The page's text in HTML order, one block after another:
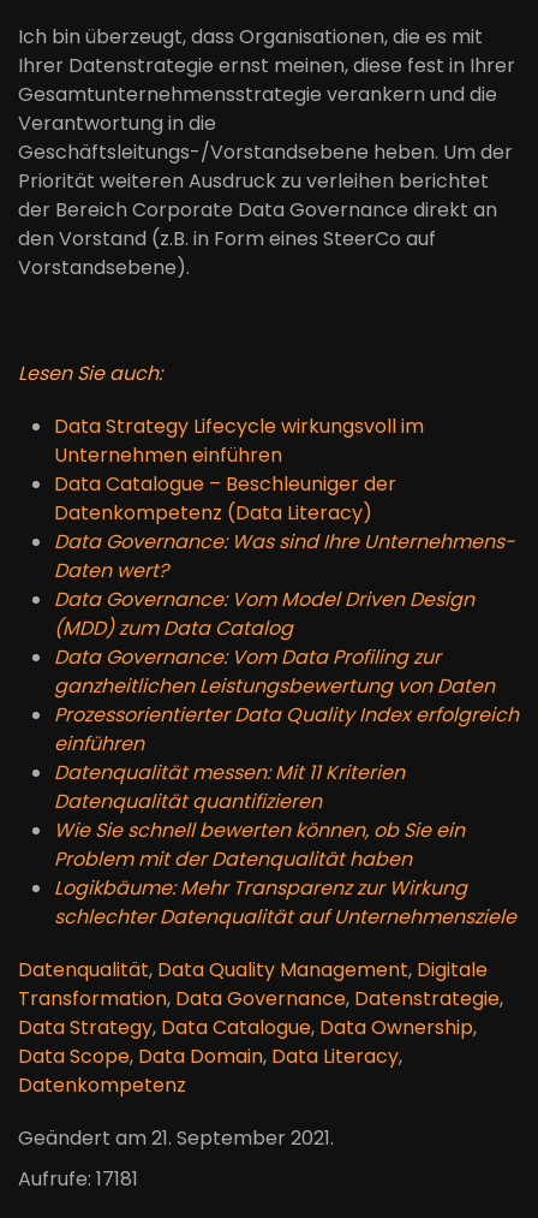
Ich bin überzeugt, dass Organisationen, die es mit
Ihrer Datenstrategie ernst meinen, diese fest in Ihrer
Gesamtunternehmensstrategie verankern und die
Verantwortung in die
Geschäftsleitungs-/Vorstandsebene heben. Um der
Priorität weiteren Ausdruck zu verleihen berichtet
der Bereich Corporate Data Governance direkt an
den Vorstand (z.B. in Form eines SteerCo auf
Vorstandsebene).
Lesen Sie auch:
Data Strategy Lifecycle wirkungsvoll im
Unternehmen einführen
Data Catalogue – Beschleuniger der
Datenkompetenz (Data Literacy)
Data Governance: Was sind Ihre Unternehmens-
Daten wert?
Data Governance: Vom Model Driven Design
(MDD) zum Data Catalog
Data Governance: Vom Data Profiling zur
ganzheitlichen Leistungsbewertung von Daten
Prozessorientierter Data Quality Index erfolgreich
einführen
Datenqualität messen: Mit 11 Kriterien
Datenqualität quantifizieren
Wie Sie schnell bewerten können, ob Sie ein
Problem mit der Datenqualität haben
Logikbäume: Mehr Transparenz zur Wirkung
schlechter Datenqualität auf Unternehmensziele
Datenqualität, Data Quality Management, Digitale
Transformation, Data Governance, Datenstrategie,
Data Strategy, Data Catalogue, Data Ownership,
Data Scope, Data Domain, Data Literacy,
Datenkompetenz
Geändert am 21. September 2021.
Aufrufe: 17181